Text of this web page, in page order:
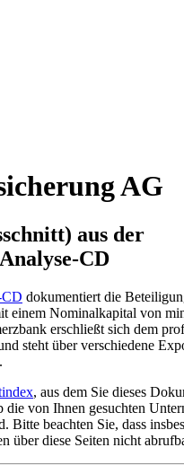
AG
aus der
CD
CD dokumentiert die
einem Nominalkapital von
erschließt sich dem
steht über verschiedene
, aus dem Sie dieses
von Ihnen gesuchten
Bitte beachten Sie, dass
über diese Seiten nicht